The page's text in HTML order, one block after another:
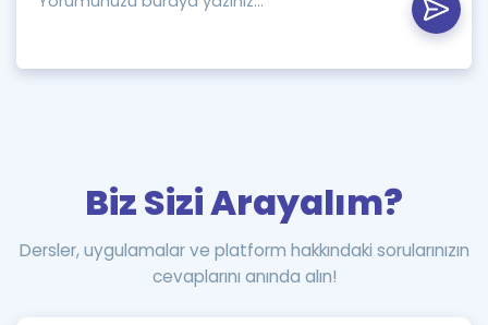
Biz Sizi Arayalım?
Dersler, uygulamalar ve platform hakkındaki sorularınızın
cevaplarını anında alın!